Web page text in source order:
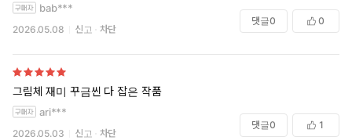
bab***
2026.05.08 신고 차단
댓글0 0
그림체 재미 꾸금씬 다 잡은 작품
ari***
2026.05.03 신고 차단
댓글0 1